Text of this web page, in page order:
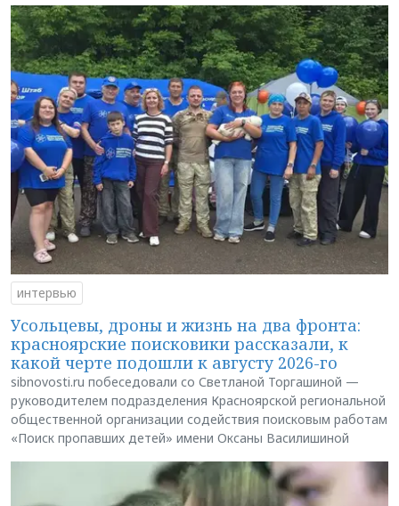
интервью
Усольцевы, дроны и жизнь на два фронта:
красноярские поисковики рассказали, к
какой черте подошли к августу 2026-го
sibnovosti.ru побеседовали со Светланой Торгашиной —
руководителем подразделения Красноярской региональной
общественной организации содействия поисковым работам
«Поиск пропавших детей» имени Оксаны Василишиной